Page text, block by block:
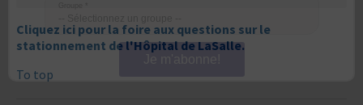
Cliquez ici pour la foire aux questions sur le
stationnement de l'Hôpital de LaSalle.
To top